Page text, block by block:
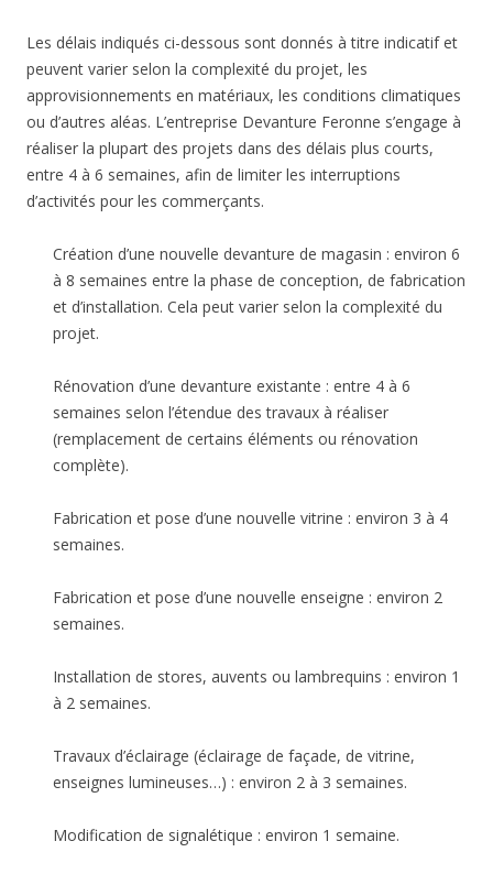
Les délais indiqués ci-dessous sont donnés à titre indicatif et
peuvent varier selon la complexité du projet, les
approvisionnements en matériaux, les conditions climatiques
ou d’autres aléas. L’entreprise Devanture Feronne s’engage à
réaliser la plupart des projets dans des délais plus courts,
entre 4 à 6 semaines, afin de limiter les interruptions
d’activités pour les commerçants.
Création d’une nouvelle devanture de magasin : environ 6
à 8 semaines entre la phase de conception, de fabrication
et d’installation. Cela peut varier selon la complexité du
projet.
Rénovation d’une devanture existante : entre 4 à 6
semaines selon l’étendue des travaux à réaliser
(remplacement de certains éléments ou rénovation
complète).
Fabrication et pose d’une nouvelle vitrine : environ 3 à 4
semaines.
Fabrication et pose d’une nouvelle enseigne : environ 2
semaines.
Installation de stores, auvents ou lambrequins : environ 1
à 2 semaines.
Travaux d’éclairage (éclairage de façade, de vitrine,
enseignes lumineuses…) : environ 2 à 3 semaines.
Modification de signalétique : environ 1 semaine.